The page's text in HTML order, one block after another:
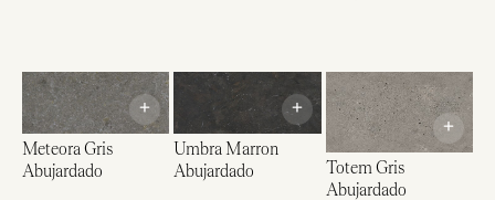
+
Meteora Gris
Abujardado
+
Umbra Marron
Abujardado
+
Totem Gris
Abujardado